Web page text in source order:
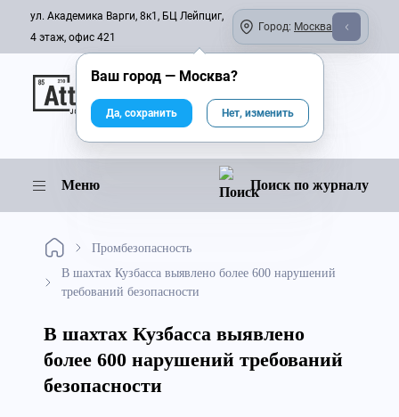
ул. Академика Варги, 8к1, БЦ Лейпциг,
4 этаж, офис 421
Город: Москва
Онлайн-журнал
Меню Поиск по журналу
Промбезопасность
В шахтах Кузбасса выявлено более 600 нарушений
требований безопасности
В шахтах Кузбасса выявлено
более 600 нарушений требований
безопасности
Ваш город — Москва?
Да, сохранить Нет, изменить